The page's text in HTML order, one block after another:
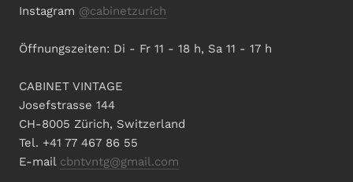
Instagram @cabinetzurich
Öffnungszeiten: Di - Fr 11 - 18 h, Sa 11 - 17 h
CABINET VINTAGE
Josefstrasse 144
CH-8005 Zürich, Switzerland
Tel. +41 77 467 86 55
E-mail cbntvntg@gmail.com